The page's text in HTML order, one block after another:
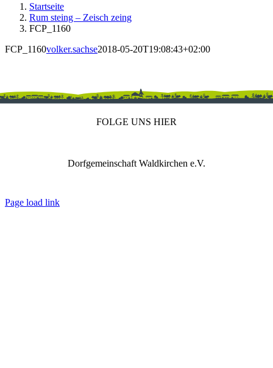
Startseite
Rum steing – Zeisch zeing
FCP_1160
FCP_1160volker.sachse2018-05-20T19:08:43+02:00
FOLGE UNS HIER
Dorfgemeinschaft Waldkirchen e.V.
Page load link